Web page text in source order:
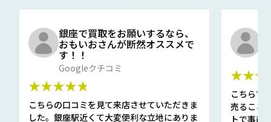
銀座で買取をお願いするなら、
おもいおさんが断然オススメで
す！！
Googleクチコミ
★★★★★
こちらの口コミを見て来店させていただきま
した。銀座駅近くて大変便利な立地にありま
こちらで
売ること
トで事前